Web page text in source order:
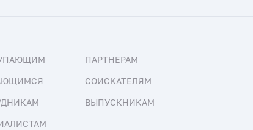
ПАРТНЕРАМ
СОИСКАТЕЛЯМ
ВЫПУСКНИКАМ